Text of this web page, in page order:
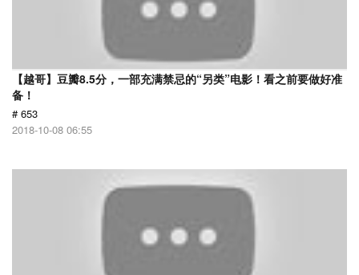
【越哥】豆瓣8.5分，一部充满禁忌的“另类”电影！看之前要做好准
备！
# 653
2018-10-08 06:55